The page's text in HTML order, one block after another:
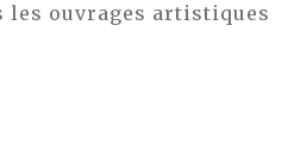
ouvrages artistiques